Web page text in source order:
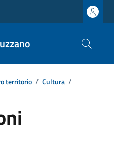
territorio / Cultura /